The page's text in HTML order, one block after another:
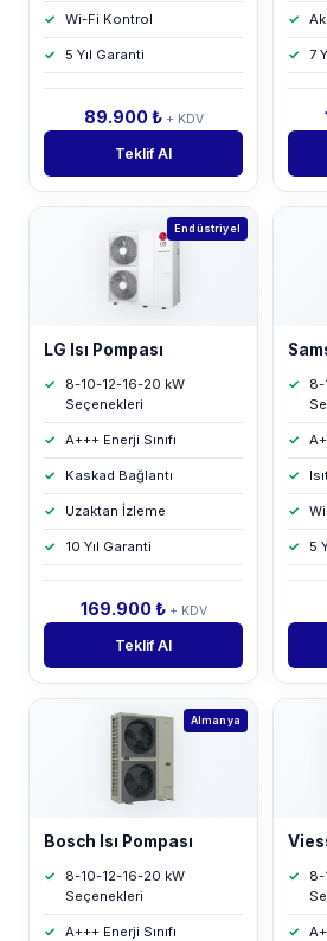
Wi-Fi Kontrol
5 Yıl Garanti
89.900 ₺ + KDV
Teklif Al
7
Endüstriyel
LG Isı Pompası
8-10-12-16-20 kW
Seçenekleri
A+++ Enerji Sınıfı
Kaskad Bağlantı
Uzaktan İzleme
10 Yıl Garanti
169.900 ₺ + KDV
Teklif Al
8-
5
Almanya
Bosch Isı Pompası
8-10-12-16-20 kW
Seçenekleri
A+++ Enerji Sınıfı
8-